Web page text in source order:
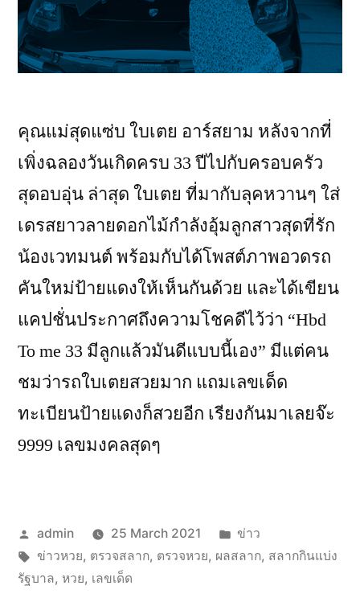
คุณแม่สุดแซ่บ ใบเตย อาร์สยาม หลังจากที่
เพิ่งฉลองวันเกิดครบ 33 ปีไปกับครอบครัว
สุดอบอุ่น ล่าสุด ใบเตย ที่มากับลุคหวานๆ ใส่
เดรสยาวลายดอกไม้กำลังอุ้มลูกสาวสุดที่รัก
น้องเวทมนต์ พร้อมกับได้โพสต์ภาพอวดรถ
คันใหม่ป้ายแดงให้เห็นกันด้วย และได้เขียน
แคปชั่นประกาศถึงความโชคดีไว้ว่า “Hbd
To me 33 มีลูกแล้วมันดีแบบนี้เอง” มีแต่คน
ชมว่ารถใบเตยสวยมาก แถมเลขเด็ด
ทะเบียนป้ายแดงก็สวยอีก เรียงกันมาเลยจ๊ะ
9999 เลขมงคลสุดๆ
Posted
by
admin 25 March 2021
Posted
in
ข่าว
Tags:
ข่าวหวย, ตรวจสลาก, ตรวจหวย, ผลสลาก, สลากกินแบ่ง
รัฐบาล, หวย, เลขเด็ด